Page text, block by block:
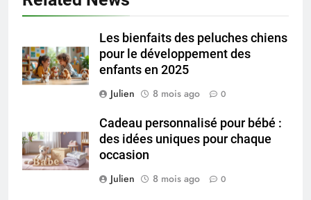
Les bienfaits des peluches chiens
pour le développement des
enfants en 2025
Julien
8 mois ago 0
Cadeau personnalisé pour bébé :
des idées uniques pour chaque
occasion
Julien
8 mois ago 0